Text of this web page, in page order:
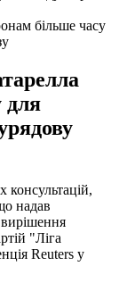
більше часу
для
надав
"Ліга
Reuters у